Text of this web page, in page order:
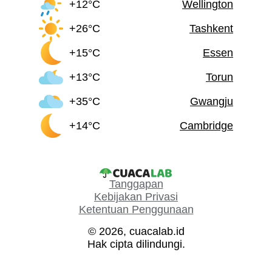
+12°C
Wellington
+26°C
Tashkent
+15°C
Essen
+13°C
Torun
+35°C
Gwangju
+14°C
Cambridge
Tanggapan
Kebijakan Privasi
Ketentuan Penggunaan
© 2026, cuacalab.id
Hak cipta dilindungi.